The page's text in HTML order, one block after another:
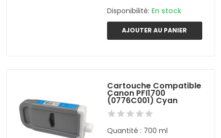
Disponibilité: En stock
AJOUTER AU PANIER
Cartouche Compatible
Canon PFI1700
(0776C001) Cyan
Quantité : 700 ml